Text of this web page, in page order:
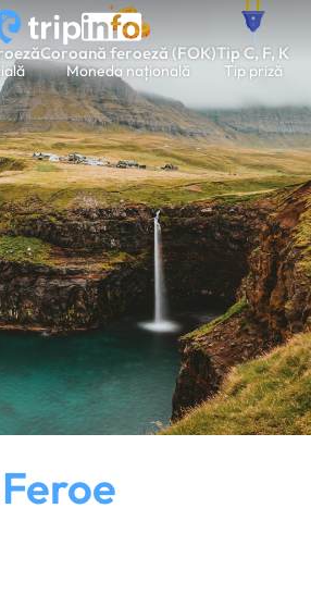
Coroană feroeză (FOK)
Moneda națională
Tip C, F, K
Tip priză